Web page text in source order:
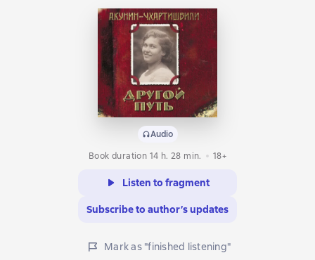
Audio
Book duration 14 h. 28 min.
18+
Listen to fragment
Subscribe to author’s updates
Mark as "finished listening"